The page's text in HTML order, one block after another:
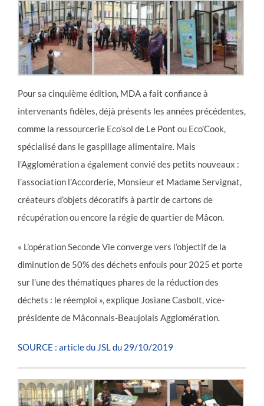
Pour sa cinquième édition, MDA a fait confiance à
intervenants fidèles, déjà présents les années précédentes,
comme la ressourcerie Eco’sol de Le Pont ou Eco’Cook,
spécialisé dans le gaspillage alimentaire. Mais
l’Agglomération a également convié des petits nouveaux :
l’association l’Accorderie, Monsieur et Madame Servignat,
créateurs d’objets décoratifs à partir de cartons de
récupération ou encore la régie de quartier de Mâcon.
« L’opération Seconde Vie converge vers l’objectif de la
diminution de 50% des déchets enfouis pour 2025 et porte
sur l’une des thématiques phares de la réduction des
déchets : le réemploi », explique Josiane Casbolt, vice-
présidente de Mâconnais-Beaujolais Agglomération.
SOURCE : article du JSL du 29/10/2019